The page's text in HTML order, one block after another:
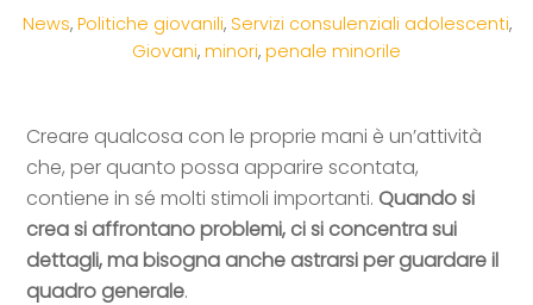
News, Politiche giovanili, Servizi consulenziali adolescenti,
Giovani, minori, penale minorile
Creare qualcosa con le proprie mani è un’attività
che, per quanto possa apparire scontata,
contiene in sé molti stimoli importanti. Quando si
crea si affrontano problemi, ci si concentra sui
dettagli, ma bisogna anche astrarsi per guardare il
quadro generale.